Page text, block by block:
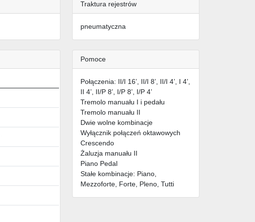
Traktura rejestrów
pneumatyczna
Pomoce
Połączenia: II/I 16’, II/I 8’, II/I 4’, I 4’,
II 4’, II/P 8’, I/P 8’, I/P 4’
Tremolo manuału I i pedału
Tremolo manuału II
Dwie wolne kombinacje
Wyłącznik połączeń oktawowych
Crescendo
Żaluzja manuału II
Piano Pedal
Stałe kombinacje: Piano,
Mezzoforte, Forte, Pleno, Tutti